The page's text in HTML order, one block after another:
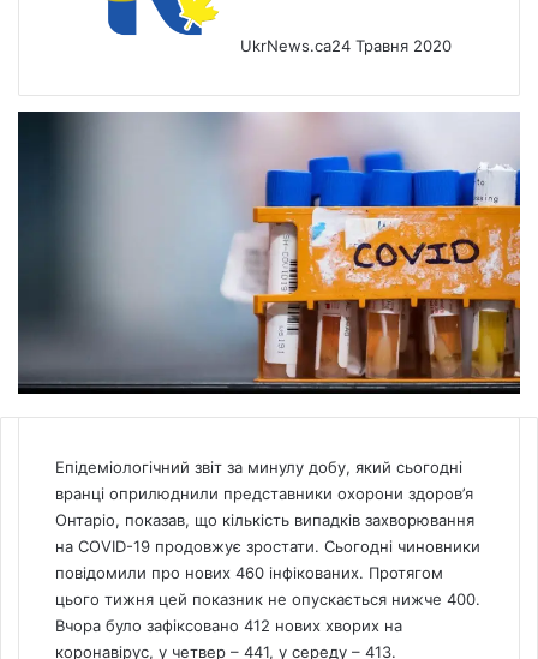
UkrNews.ca24 Травня 2020
Епідеміологічний звіт за минулу добу, який сьогодні
вранці оприлюднили представники охорони здоров’я
Онтаріо, показав, що кількість випадків захворювання
на COVID-19 продовжує зростати. Сьогодні чиновники
повідомили про нових 460 інфікованих. Протягом
цього тижня цей показник не опускається нижче 400.
Вчора було зафіксовано 412 нових хворих на
коронавірус, у четвер – 441, у середу – 413.